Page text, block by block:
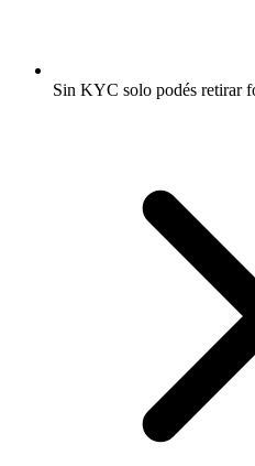
Sin KYC solo podés retirar